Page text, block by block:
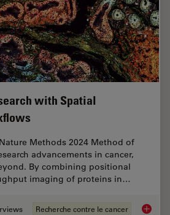
with Spatial
Methods 2024 Method of
advancements in cancer,
By combining positional
imaging of proteins in…
Recherche contre le cancer